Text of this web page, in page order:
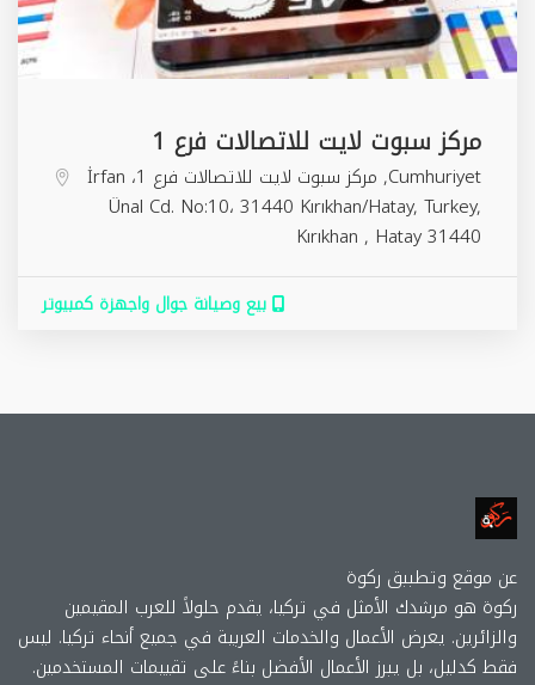
مركز سبوت لايت للاتصالات فرع 1
Cumhuriyet, مركز سبوت لايت للاتصالات فرع 1، İrfan
Ünal Cd. No:10، 31440 Kırıkhan/Hatay, Turkey,
Kırıkhan , Hatay31440
بيع وصيانة جوال واجهزة كمبيوتر
عن موقع وتطببق ركوة
ركوة هو مرشدك الأمثل في تركيا، يقدم حلولاً للعرب المقيمين
والزائرين. يعرض الأعمال والخدمات العربية في جميع أنحاء تركيا. ليس
فقط كدليل، بل يبرز الأعمال الأفضل بناءً على تقييمات المستخدمين.